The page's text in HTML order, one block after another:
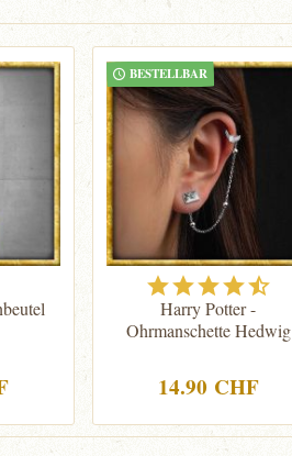
BESTELLBAR
Harry Potter -
Ohrmanschette Hedwig
14.90 CHF